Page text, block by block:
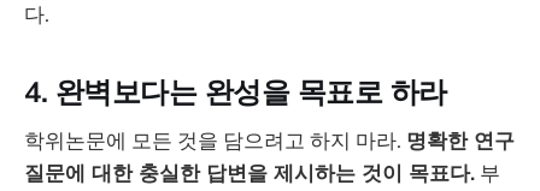
다.
4. 완벽보다는 완성을 목표로 하라
학위논문에 모든 것을 담으려고 하지 마라. 명확한 연구
질문에 대한 충실한 답변을 제시하는 것이 목표다. 부